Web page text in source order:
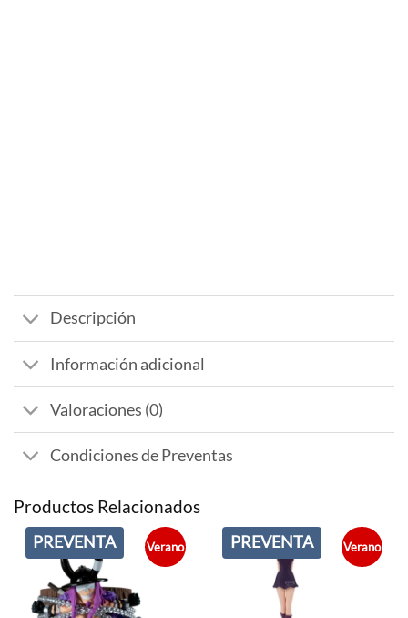
Descripción
Información adicional
Valoraciones (0)
Condiciones de Preventas
Productos Relacionados
PREVENTA Verano PREVENTA Verano